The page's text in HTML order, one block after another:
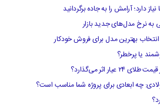
دارد؛ آرامش را به جاده برگردانید
به نرخ مدل‌های جدید بازار
بهترین مدل برای فروش خودکار
یا پرخطر؟
اثر می‌گذارد؟
چه ابعادی برای پروژه شما مناسب است؟